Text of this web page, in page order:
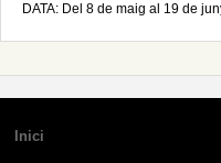
DATA: Del 8 de maig al 19 de
Inici